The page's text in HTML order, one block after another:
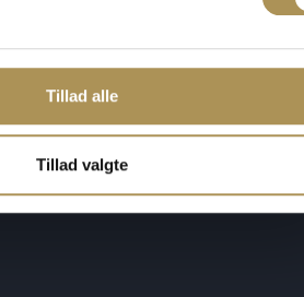
Tillad alle
Tillad valgte